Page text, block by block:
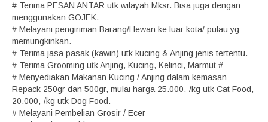
# Terima PESAN ANTAR utk wilayah Mksr. Bisa juga dengan
menggunakan GOJEK.
# Melayani pengiriman Barang/Hewan ke luar kota/ pulau yg
memungkinkan.
# Terima jasa pasak (kawin) utk kucing & Anjing jenis tertentu.
# Terima Grooming utk Anjing, Kucing, Kelinci, Marmut #
# Menyediakan Makanan Kucing / Anjing dalam kemasan
Repack 250gr dan 500gr, mulai harga 25.000,-/kg utk Cat Food,
20.000,-/kg utk Dog Food.
# Melayani Pembelian Grosir / Ecer